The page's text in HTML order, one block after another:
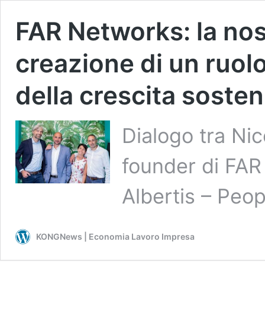
FAR Networks: la
creazione di un
della crescita
Dialogo tra
founder di
Albertis –
KONGNews | Economia Lavoro Impresa